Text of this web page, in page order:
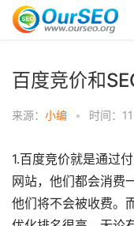
百度竞价和
来源： 小编 • 时间：
1.百度竞价就是通过
网站，他们都会消费
他们将不会被收费。